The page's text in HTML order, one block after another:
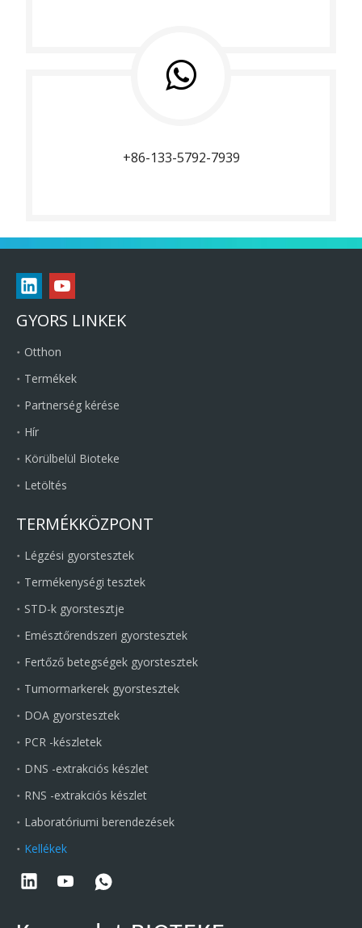
+86-133-5792-7939
GYORS LINKEK
Otthon
Termékek
Partnerség kérése
Hír
Körülbelül Bioteke
Letöltés
TERMÉKKÖZPONT
Légzési gyorstesztek
Termékenységi tesztek
STD-k gyorstesztje
Emésztőrendszeri gyorstesztek
Fertőző betegségek gyorstesztek
Tumormarkerek gyorstesztek
DOA gyorstesztek
PCR -készletek
DNS -extrakciós készlet
RNS -extrakciós készlet
Laboratóriumi berendezések
Kellékek